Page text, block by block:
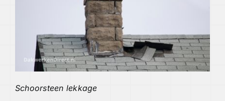
Schoorsteen lekkage